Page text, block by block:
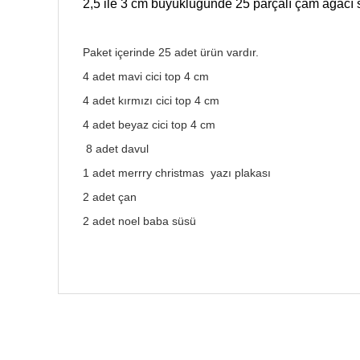
2,5 ile 3 cm büyüklüğünde 25 parçalı çam ağacı
Paket içerinde 25 adet ürün vardır.
4 adet mavi cici top 4 cm
4 adet kırmızı cici top 4 cm
4 adet beyaz cici top 4 cm
8 adet davul
1 adet merrry christmas yazı plakası
2 adet çan
2 adet noel baba süsü